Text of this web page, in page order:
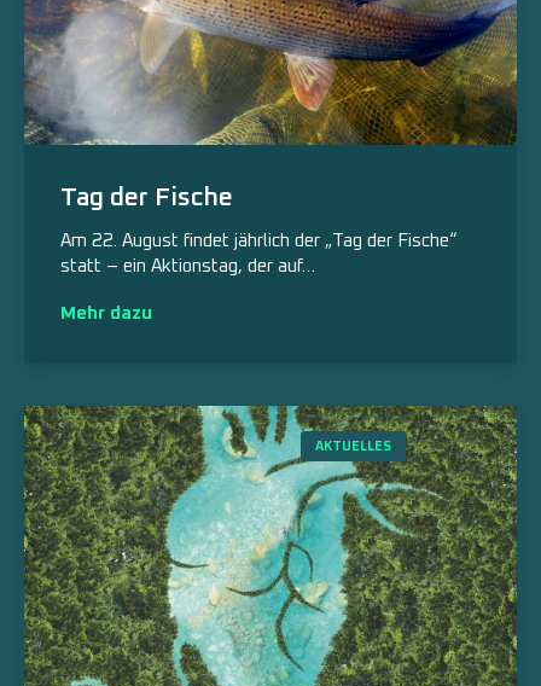
Tag der Fische
Am 22. August findet jährlich der „Tag der Fische“
statt – ein Aktionstag, der auf…
Mehr dazu
AKTUELLES